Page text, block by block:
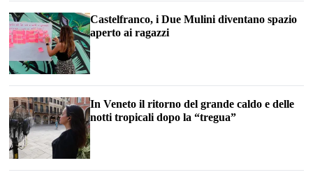
Castelfranco, i Due Mulini diventano spazio
aperto ai ragazzi
In Veneto il ritorno del grande caldo e delle
notti tropicali dopo la “tregua”